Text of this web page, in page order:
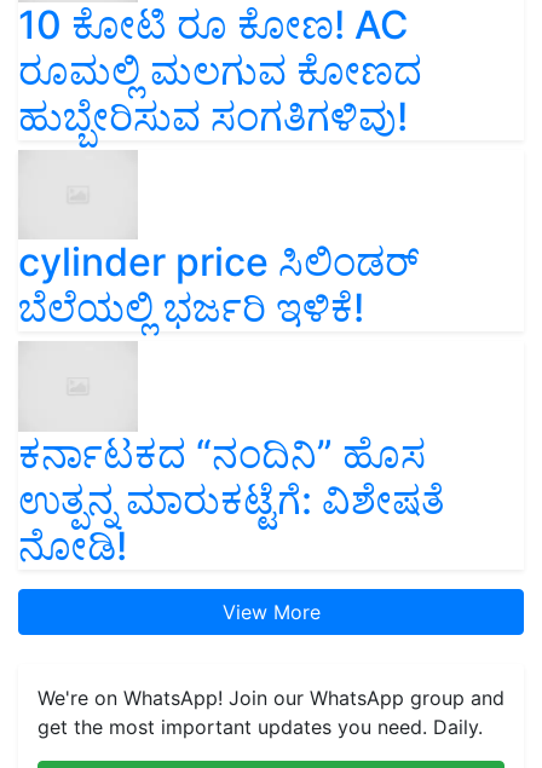
10 ಕೋಟಿ ರೂ ಕೋಣ! AC
ರೂಮಲ್ಲಿ ಮಲಗುವ ಕೋಣದ
ಹುಬ್ಬೇರಿಸುವ ಸಂಗತಿಗಳಿವು!
cylinder price ಸಿಲಿಂಡರ್‌
ಬೆಲೆಯಲ್ಲಿ ಭರ್ಜರಿ ಇಳಿಕೆ!
ಕರ್ನಾಟಕದ “ನಂದಿನಿ” ಹೊಸ
ಉತ್ಪನ್ನ ಮಾರುಕಟ್ಟೆಗೆ: ವಿಶೇಷತೆ
ನೋಡಿ!
View More
We're on WhatsApp! Join our WhatsApp group and
get the most important updates you need. Daily.